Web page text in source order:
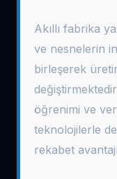
Akıllı fabrika
ve nesnelerin
birleşerek
öğrenimi ve
teknolojilerle
rekabet